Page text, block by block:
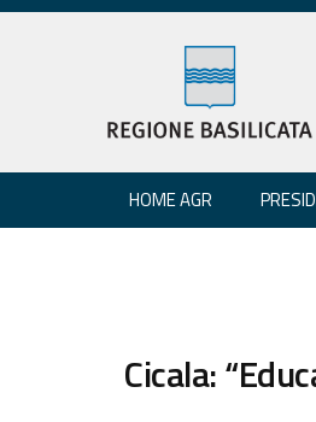
HOME AGR
Cicala: